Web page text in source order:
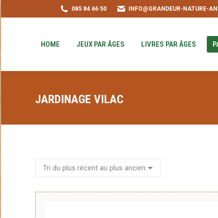
085 84 66 50 INFO@GRANDEUR-NATURE-
HOME JEUX PAR ÂGES LIVRES PAR ÂGES
JARDINAGE VILAC
HOME JEUX PAR ÂGES LIVRES PAR
PUZZLE-ACHAT